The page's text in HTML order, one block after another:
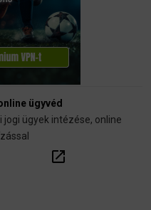
ügyvéd
jogi ügyek intézése, online
open_in_new